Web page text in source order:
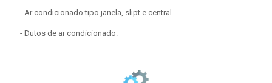
- Ar condicionado tipo janela, slipt e central.
- Dutos de ar condicionado.